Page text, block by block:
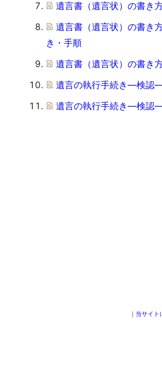
遺言書（遺言状）の書
遺言書（遺言状）の書き
き・手順
遺言書（遺言状）の書
遺言の執行手続き―検認
遺言の執行手続き―検認
｜ 当サイト